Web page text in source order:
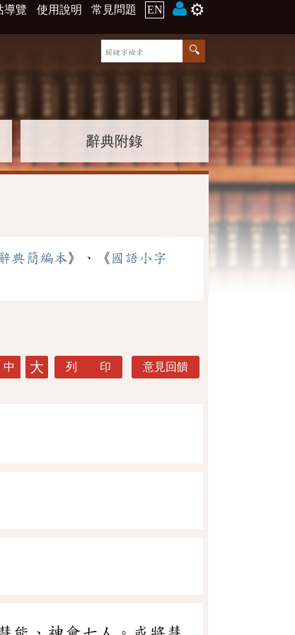
導覽 使用說明 常見問題 EN ⚙️
辭典附錄
典簡編本》、《 國語小字
中 大 列 印 意見回饋